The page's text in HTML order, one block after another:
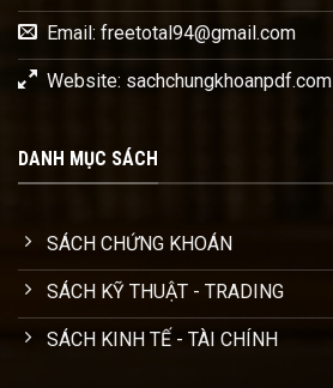
Email: freetotal94@gmail.com
Website: sachchungkhoanpdf.com
DANH MỤC SÁCH
SÁCH CHỨNG KHOÁN
SÁCH KỸ THUẬT - TRADING
SÁCH KINH TẾ - TÀI CHÍNH